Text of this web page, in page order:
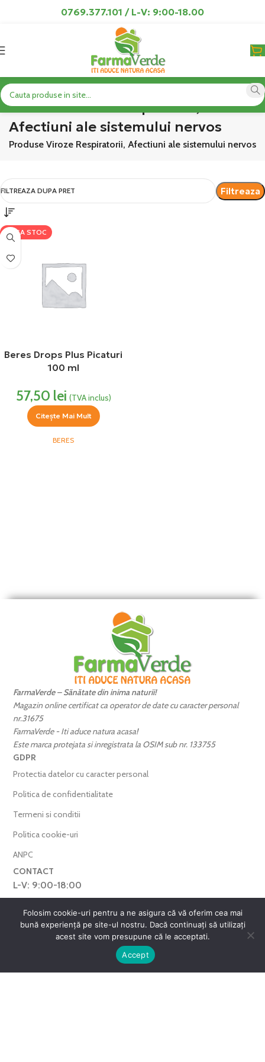
0769.377.101 / L-V: 9:00-18.00
Produse Viroze Respiratorii,
Afectiuni ale sistemului nervos
Produse Viroze Respiratorii, Afectiuni ale sistemului nervos
FILTREAZA DUPA PRET Filtreaza
LIPSA STOC
Beres Drops Plus Picaturi
100 ml
57,50 lei (TVA inclus)
Citește Mai Mult
BERES
FarmaVerde – Sănătate din inima naturii!
Magazin online certificat ca operator de date cu caracter personal
nr.31675
FarmaVerde - Iti aduce natura acasa!
Este marca protejata si inregistrata la OSIM sub nr. 133755
GDPR
Protectia datelor cu caracter personal
Politica de confidentialitate
Termeni si conditii
Politica cookie-uri
ANPC
CONTACT
L-V: 9:00-18:00
0769.377.101
farmaverdero@yahoo.com
WhatsApp
Folosim cookie-uri pentru a ne asigura că vă oferim cea mai
bună experiență pe site-ul nostru. Dacă continuați să utilizați
acest site vom presupune că le acceptati.
Accept